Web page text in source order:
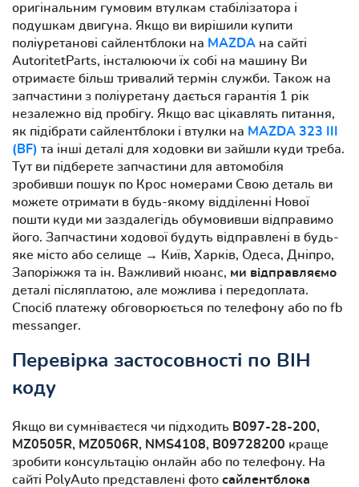
оригінальним гумовим втулкам стабілізатора і
подушкам двигуна. Якщо ви вирішили купити
поліуретанові сайлентблоки на MAZDA на сайті
AutoritetParts, інсталюючи їх собі на машину Ви
отримаєте більш тривалий термін служби. Також на
запчастини з поліуретану дається гарантія 1 рік
незалежно від пробігу. Якщо вас цікавлять питання,
як підібрати сайлентблоки і втулки на MAZDA 323 III
(BF) та інші деталі для ходовки ви зайшли куди треба.
Тут ви підберете запчастини для автомобіля
зробивши пошук по Крос номерами Свою деталь ви
можете отримати в будь-якому відділенні Нової
пошти куди ми заздалегідь обумовивши відправимо
його. Запчастини ходової будуть відправлені в будь-
яке місто або селище → Київ, Харків, Одеса, Дніпро,
Запоріжжя та ін. Важливий нюанс, ми відправляємо
деталі післяплатою, але можлива і передоплата.
Спосіб платежу обговорюється по телефону або по fb
messanger.
Перевірка застосовності по ВІН
коду
Якщо ви сумніваєтеся чи підходить B097-28-200,
MZ0505R, MZ0506R, NMS4108, B09728200 краще
зробити консультацію онлайн або по телефону. На
сайті PolyAuto представлені фото сайлентблока